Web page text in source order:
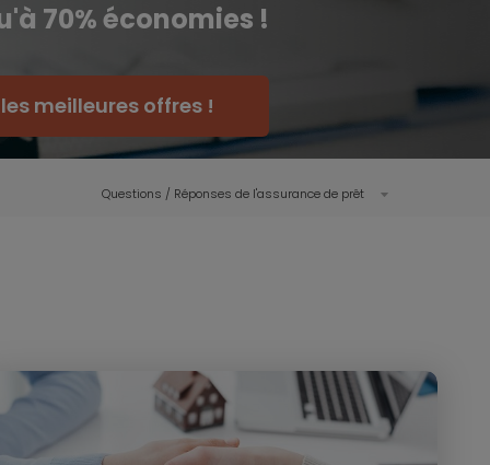
70% économies !
meilleures offres !
Questions / Réponses de l'assurance de prêt